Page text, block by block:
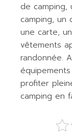
de camping,
camping, un
une carte,
vêtements
randonnée.
profiter
camping en